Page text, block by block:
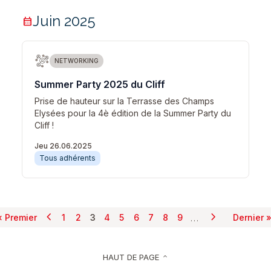
calendar_monthJuin 2025
NETWORKING
Summer Party 2025 du Cliff
Prise de hauteur sur la Terrasse des Champs
Elysées pour la 4è édition de la Summer Party du
Cliff !
Jeu 26.06.2025
Tous adhérents
Pagination
Première page
Premier Page précédente
chevron_left Page
1
Page
2
Page courante
3
Page
4
Page
5
Page
6
Page
7
Page
8
Page
9 … Page
chevron_right Dernier »
HAUT DE PAGE keyboard_arrow_up